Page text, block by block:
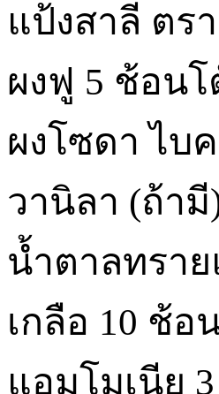
แป้งสาลี ตร
ผงฟู 5 ช้อนโ
ผงโซดา ไบ
วานิลา (ถ้า
น้ำตาลทราย
เกลือ 10 ช้อ
แอมโมเนีย